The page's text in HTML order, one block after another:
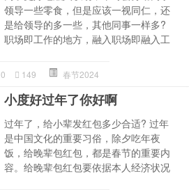
领导一些零食，但是应该一视同仁，还
是给领导的多一些，其他同事一样多?
职场即工作的地方，融入职场即融入工
0 149 春节2024
小度好过年了你好啊
过年了，给小辈发红包多少合适? 过年
是中国文化的重要习俗，除夕吃年夜
饭，给晚辈包红包，都是春节的重要内
容。给晚辈包红包要依据本人经济状况